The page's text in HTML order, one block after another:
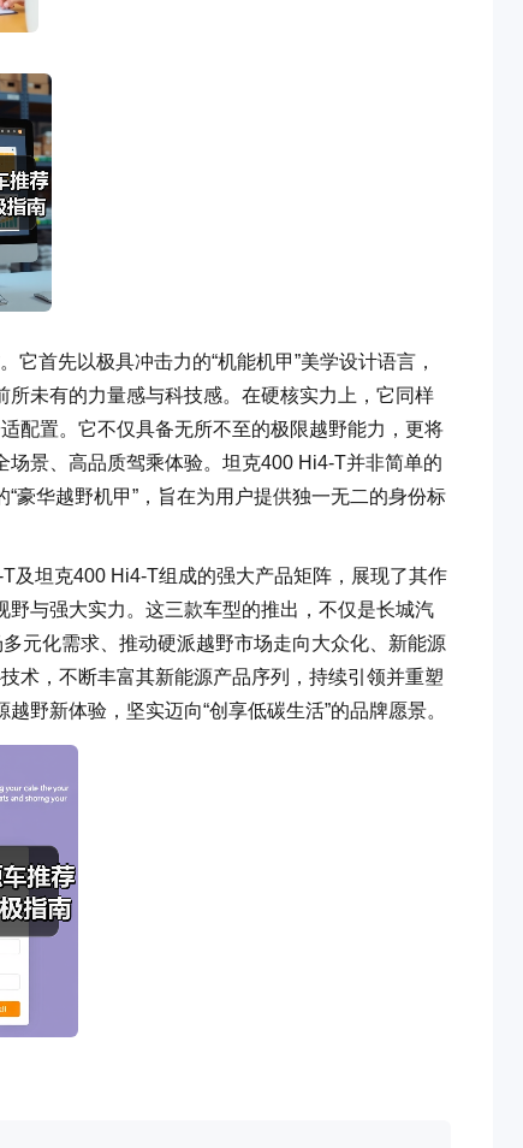
首先以极具冲击力的“机能机甲”美学设计语言，
未有的力量感与科技感。在硬核实力上，它同样
配置。它不仅具备无所不至的极限越野能力，更将
景、高品质驾乘体验。坦克400 Hi4-T并非简单的
豪华越野机甲”，旨在为用户提供独一无二的身份标
及坦克400 Hi4-T组成的强大产品矩阵，展现了其作
与强大实力。这三款车型的推出，不仅是长城汽
元化需求、推动硬派越野市场走向大众化、新能源
术，不断丰富其新能源产品序列，持续引领并重塑
野新体验，坚实迈向“创享低碳生活”的品牌愿景。